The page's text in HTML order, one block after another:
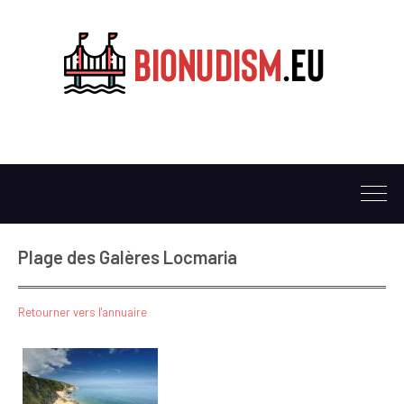
Plage des Galères Locmaria
Retourner vers l'annuaire